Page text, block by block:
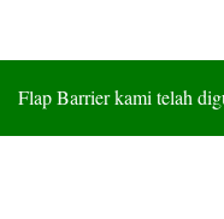
Flap Barrier kami telah